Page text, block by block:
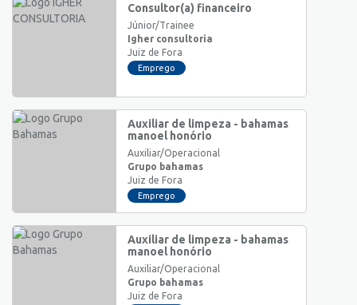
Consultor(a) financeiro
Júnior/Trainee
Igher consultoria
Juiz de Fora
Emprego
Auxiliar de limpeza - bahamas
manoel honório
Auxiliar/Operacional
Grupo bahamas
Juiz de Fora
Emprego
Auxiliar de limpeza - bahamas
manoel honório
Auxiliar/Operacional
Grupo bahamas
Juiz de Fora